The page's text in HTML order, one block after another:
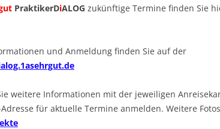
PraktikerDiALOG zukünftige Termine finden Sie
und Anmeldung finden Sie auf der
weitere Informationen mit der jeweiligen
für aktuelle Termine anmelden. Weitere Fotos